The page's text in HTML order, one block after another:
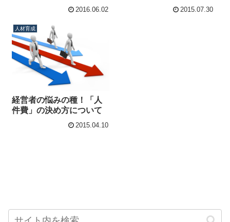
2016.06.02 2015.07.30
人材育成
経営者の悩みの種！「人
件費」の決め方について
2015.04.10